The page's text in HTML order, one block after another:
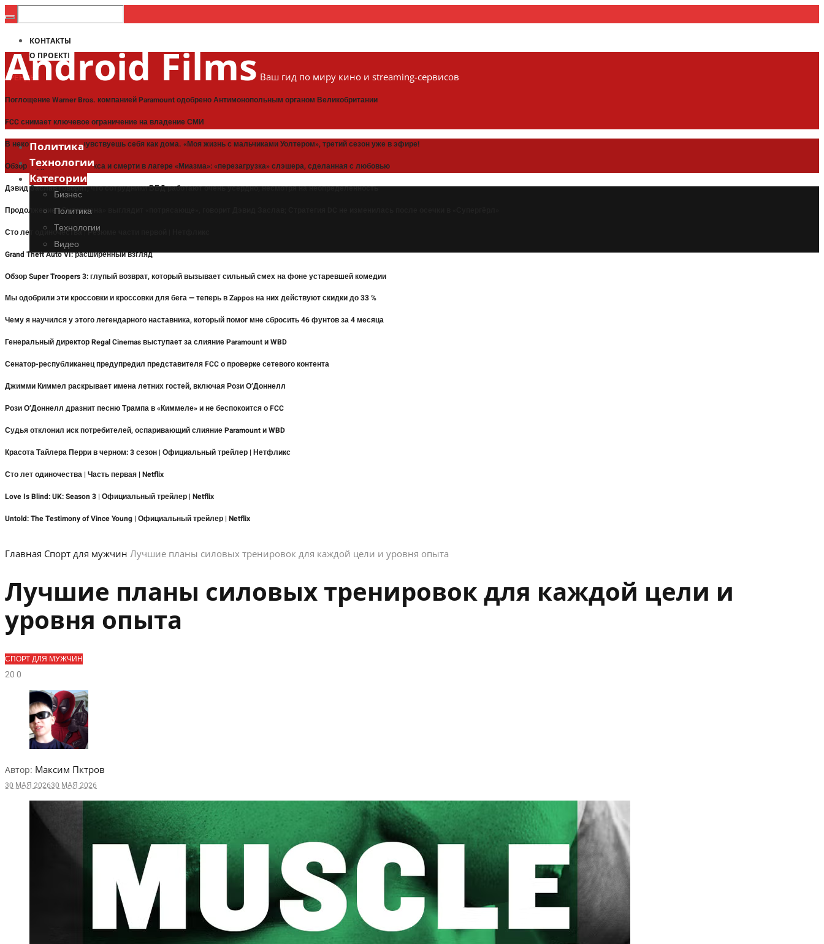
КОНТАКТЫ
О ПРОЕКТЕ
ТРЕНДЫ:
Поглощение Warner Bros. компанией Paramount одобрено Антимонопольным органом Великобритании
FCC снимает ключевое ограничение на владение СМИ
В некоторых местах чувствуешь себя как дома. «Моя жизнь с мальчиками Уолтером», третий сезон уже в эфире!
Обзор подросткового секса и смерти в лагере «Миазма»: «перезагрузка» слэшера, сделанная с любовью
Дэвид Заслав говорит, что сотрудники ВБД работают очень усердно, несмотря на неопределенность
Продолжение «Супермена» выглядит «потрясающе», говорит Дэвид Заслав; Стратегия DC не изменилась после осечки в «Супергёрл»
Сто лет одиночества | Резюме части первой | Нетфликс
Grand Theft Auto VI: расширенный взгляд
Обзор Super Troopers 3: глупый возврат, который вызывает сильный смех на фоне устаревшей комедии
Мы одобрили эти кроссовки и кроссовки для бега — теперь в Zappos на них действуют скидки до 33 %
Чему я научился у этого легендарного наставника, который помог мне сбросить 46 фунтов за 4 месяца
Генеральный директор Regal Cinemas выступает за слияние Paramount и WBD
Сенатор-республиканец предупредил представителя FCC о проверке сетевого контента
Джимми Киммел раскрывает имена летних гостей, включая Рози О’Доннелл
Рози О’Доннелл дразнит песню Трампа в «Киммеле» и не беспокоится о FCC
Судья отклонил иск потребителей, оспаривающий слияние Paramount и WBD
Красота Тайлера Перри в черном: 3 сезон | Официальный трейлер | Нетфликс
Сто лет одиночества | Часть первая | Netflix
Love Is Blind: UK: Season 3 | Официальный трейлер | Netflix
Untold: The Testimony of Vince Young | Официальный трейлер | Netflix
Android Films Ваш гид по миру кино и streaming-сервисов
Политика
Технологии
Категории
Бизнес
Политика
Технологии
Видео
Главная Спорт для мужчин Лучшие планы силовых тренировок для каждой цели и уровня опыта
Лучшие планы силовых тренировок для каждой цели и
уровня опыта
СПОРТ ДЛЯ МУЖЧИН
200
Автор: Максим Пктров
30 МАЯ 202630 МАЯ 2026